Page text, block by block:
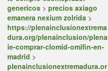
genericos > precios axiago
emanera nexium zolrida >
https://plenainclusionextrema
dura.org/plenainclusion/plena
ie-comprar-clomid-omifin-en-
madrid >
plenainclusionextremadura.or